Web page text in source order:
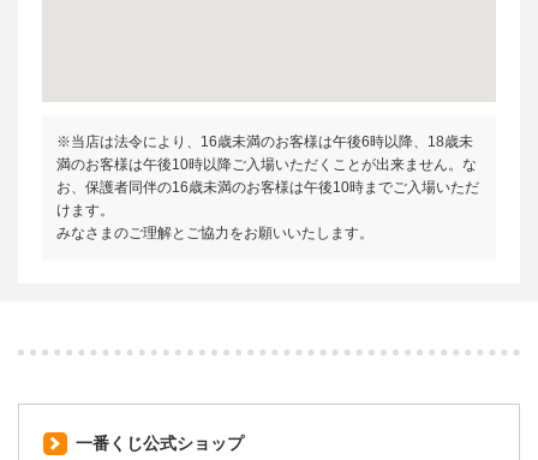
※当店は法令により、16歳未満のお客様は午後6時以降、18歳未
満のお客様は午後10時以降ご入場いただくことが出来ません。な
お、保護者同伴の16歳未満のお客様は午後10時までご入場いただ
けます。
みなさまのご理解とご協力をお願いいたします。
一番くじ公式ショップ